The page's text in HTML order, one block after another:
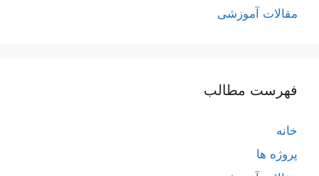
مقالات آموزشی
فهرست مطالب
خانه
پروژه ها